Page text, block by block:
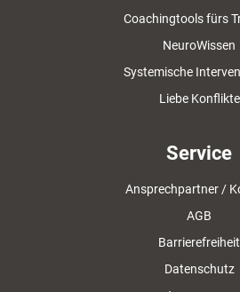
Coachingtools fürs
NeuroWissen
Systemische
Liebe Konflikte
Service
Ansprechpartner /
AGB
Barrierefreiheit
Datenschutz